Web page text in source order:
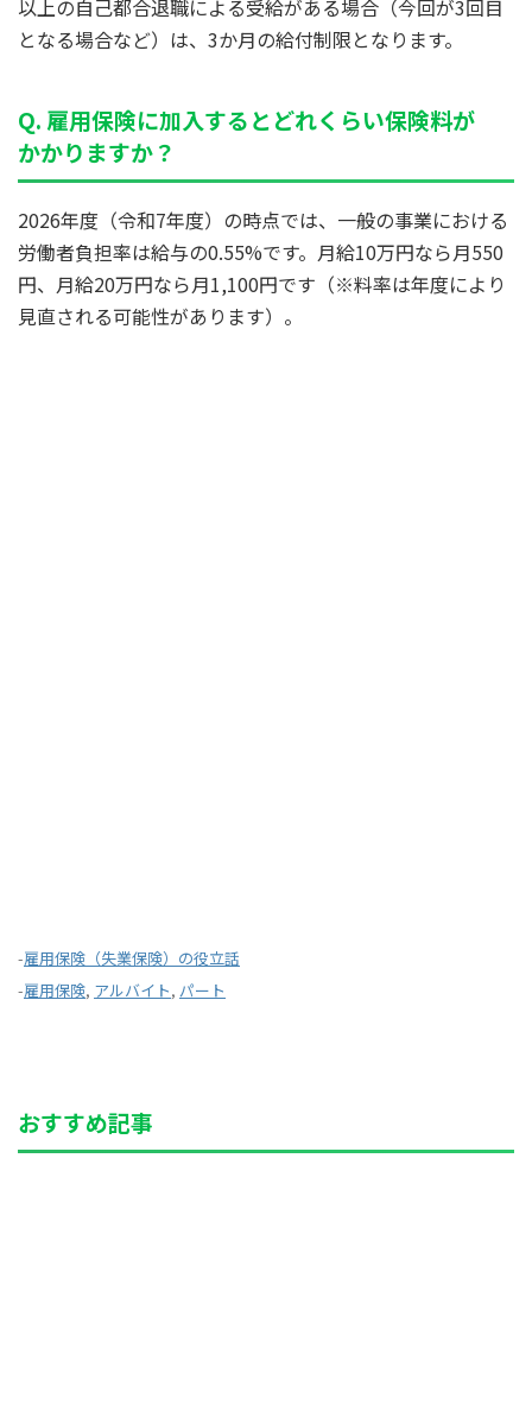
以上の自己都合退職による受給がある場合（今回が3回目
となる場合など）は、3か月の給付制限となります。
Q. 雇用保険に加入するとどれくらい保険料が
かかりますか？
2026年度（令和7年度）の時点では、一般の事業における
労働者負担率は給与の0.55%です。月給10万円なら月550
円、月給20万円なら月1,100円です（※料率は年度により
見直される可能性があります）。
-雇用保険（失業保険）の役立話
-雇用保険, アルバイト, パート
おすすめ記事